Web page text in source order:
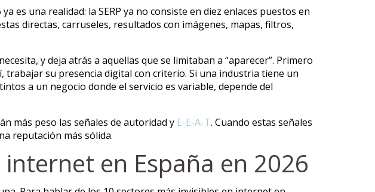
es una realidad: la SERP ya no consiste en diez enlaces puestos en
directas, carruseles, resultados con imágenes, mapas, filtros,
y deja atrás a aquellas que se limitaban a “aparecer”. Primero
trabajar su presencia digital con criterio. Si una industria tiene un
a un negocio donde el servicio es variable, depende del
más peso las señales de autoridad y E-E-A-T. Cuando estas señales
reputación más sólida.
en España en 2026